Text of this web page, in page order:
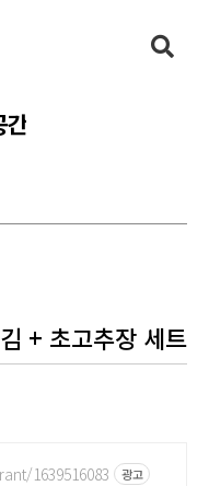
간
+ 초고추장 세트
1639516083 광고